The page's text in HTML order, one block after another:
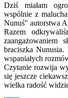
Dziś miałam
wspólnie z
Nunuś" autorstwa
Razem
zaangażowaniem
braciszka
wspaniałych
Czytanie rozwija
się jeszcze
wielka radość